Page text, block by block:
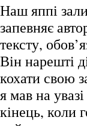
Наш яппі
запевняє
тексту,
Він нарешті
кохати свою
я мав на
кінець, коли